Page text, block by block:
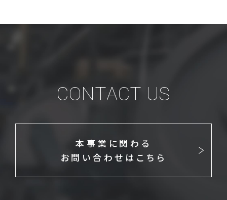
CONTACT US
本事業に関わる
お問い合わせはこちら